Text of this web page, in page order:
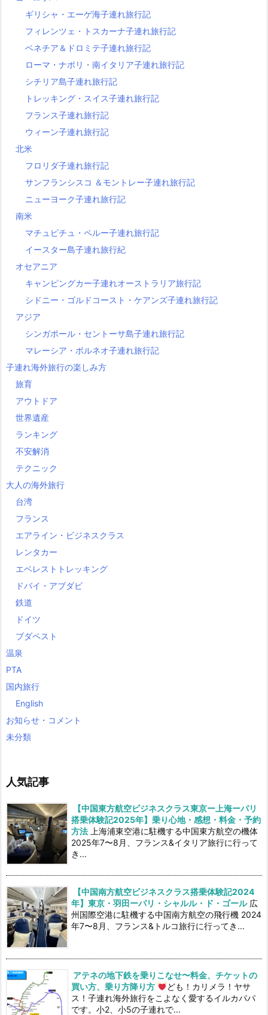
ギリシャ・エーゲ海子連れ旅行記
フィレンツェ・トスカーナ子連れ旅行記
ベネチア＆ドロミテ子連れ旅行記
ローマ・ナポリ・南イタリア子連れ旅行記
シチリア島子連れ旅行記
トレッキング・スイス子連れ旅行記
フランス子連れ旅行記
ウィーン子連れ旅行記
北米
フロリダ子連れ旅行記
サンフランシスコ ＆モントレー子連れ旅行記
ニューヨーク子連れ旅行記
南米
マチュピチュ・ペルー子連れ旅行記
イースター島子連れ旅行紀
オセアニア
キャンピングカー子連れオーストラリア旅行記
シドニー・ゴルドコースト・ケアンズ子連れ旅行記
アジア
シンガポール・セントーサ島子連れ旅行記
マレーシア・ボルネオ子連れ旅行記
子連れ海外旅行の楽しみ方
旅育
アウトドア
世界遺産
ランキング
不安解消
テクニック
大人の海外旅行
台湾
フランス
エアライン・ビジネスクラス
レンタカー
エベレストトレッキング
ドバイ・アブダビ
鉄道
ドイツ
ブダペスト
温泉
PTA
国内旅行
English
お知らせ・コメント
未分類
人気記事
【中国東方航空ビジネスクラス東京ー上海ーパリ
搭乗体験記2025年】乗り心地・感想・料金・予約
方法 上海浦東空港に駐機する中国東方航空の機体
2025年7〜8月、フランス&イタリア旅行に行って
き...
【中国南方航空ビジネスクラス搭乗体験記2024
年】東京・羽田ーパリ・シャルル・ド・ゴール 広
州国際空港に駐機する中国南方航空の飛行機 2024
年7〜8月、フランス&トルコ旅行に行ってき...
アテネの地下鉄を乗りこなせ〜料金、チケットの
買い方、乗り方降り方
ども！カリメラ！ヤサ
ス！子連れ海外旅行をこよなく愛するイルカパパ
です。小2、小5の子連れで...